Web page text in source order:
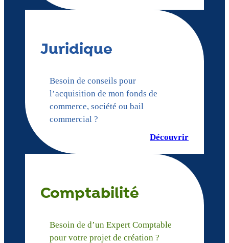
Juridique
Besoin de conseils pour
l’acquisition de mon fonds de
commerce, société ou bail
commercial ?
Découvrir
Comptabilité
Besoin de d’un Expert Comptable
pour votre projet de création ?